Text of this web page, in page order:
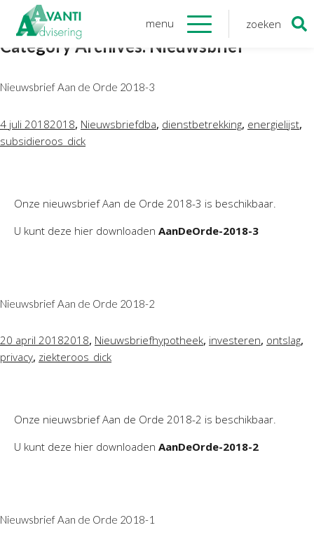
menu zoeken
Organisatie
Onze medewerkers
Algemene verordening
gegevensbescherming
Onze diensten
Tijdelijk financieel personeel
Bedrijfseconomisch advies
Belastingadvies Purmerend
Nieuws&informatie
Nieuwsbrief
Downloads
Zoeken
naar:
Category Archives: Nieuwsbrief
Nieuwsbrief Aan de Orde 2018-3
4 juli 20182018, Nieuwsbriefdba, dienstbetrekking, energielijst,
subsidieroos_dick
Onze nieuwsbrief Aan de Orde 2018-3 is beschikbaar.
U kunt deze hier downloaden AanDeOrde-2018-3
Nieuwsbrief Aan de Orde 2018-2
20 april 20182018, Nieuwsbriefhypotheek, investeren, ontslag,
privacy, ziekteroos_dick
Onze nieuwsbrief Aan de Orde 2018-2 is beschikbaar.
U kunt deze hier downloaden AanDeOrde-2018-2
Nieuwsbrief Aan de Orde 2018-1